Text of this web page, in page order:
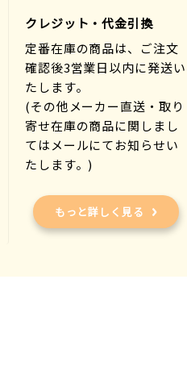
クレジット・代金引換
定番在庫の商品は、ご注文
確認後3営業日以内に発送い
たします。
(その他メーカー直送・取り
寄せ在庫の商品に関しまし
てはメールにてお知らせい
たします。)
もっと詳しく見る